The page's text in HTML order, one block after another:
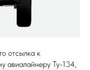
отсылка к
авиалайнеру Ту-134,